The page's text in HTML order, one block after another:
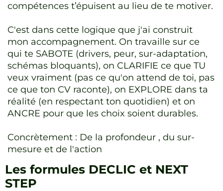
compétences t’épuisent au lieu de te motiver.
C'est dans cette logique que j'ai construit
mon accompagnement. On travaille sur ce
qui te SABOTE (drivers, peur, sur-adaptation,
schémas bloquants), on CLARIFIE ce que TU
veux vraiment (pas ce qu'on attend de toi, pas
ce que ton CV raconte), on EXPLORE dans ta
réalité (en respectant ton quotidien) et on
ANCRE pour que les choix soient durables.
Concrètement : De la profondeur , du sur-
mesure et de l'action
Les formules DECLIC et NEXT
STEP